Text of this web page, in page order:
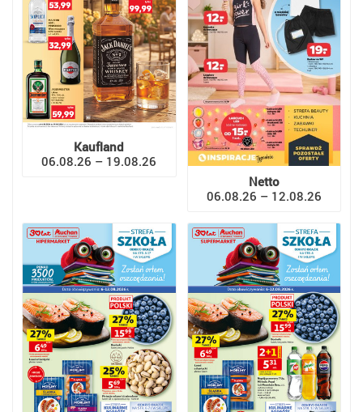
Kaufland
06.08.26 – 19.08.26
Netto
06.08.26 – 12.08.26